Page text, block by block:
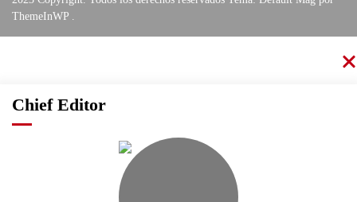
ThemeInWP .
Chief Editor